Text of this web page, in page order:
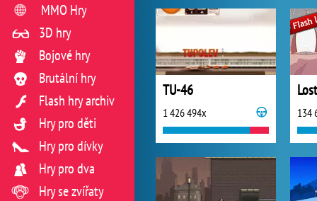
TU-46
1 426 494x 134
MMO Hry
3D hry
Bojové hry
Brutální hry
Flash hry archiv
Hry pro děti
Hry pro dívky
Hry pro dva
Hry se zvířaty